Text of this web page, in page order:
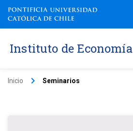
Instituto de Economía
Inicio keyboard_arrow_right Seminarios